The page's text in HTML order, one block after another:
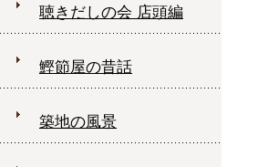
聴きだしの会 店頭編
鰹節屋の昔話
築地の風景